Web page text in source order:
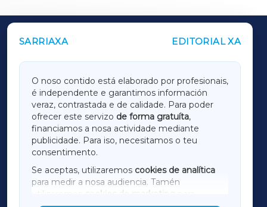
SARRIAXA EDITORIAL XA
O noso contido está elaborado por profesionais,
é independente e garantimos información
veraz, contrastada e de calidade. Para poder
ofrecer este servizo de forma gratuíta,
financiamos a nosa actividade mediante
publicidade. Para iso, necesitamos o teu
consentimento.
Se aceptas, utilizaremos cookies de analítica
para medir a nosa audiencia. Tamén
utilizaremos
cookies de marketing
OUTROS PERIÓDICOS
LUGOXA
TERRACHAXA
AMARIÑAXA